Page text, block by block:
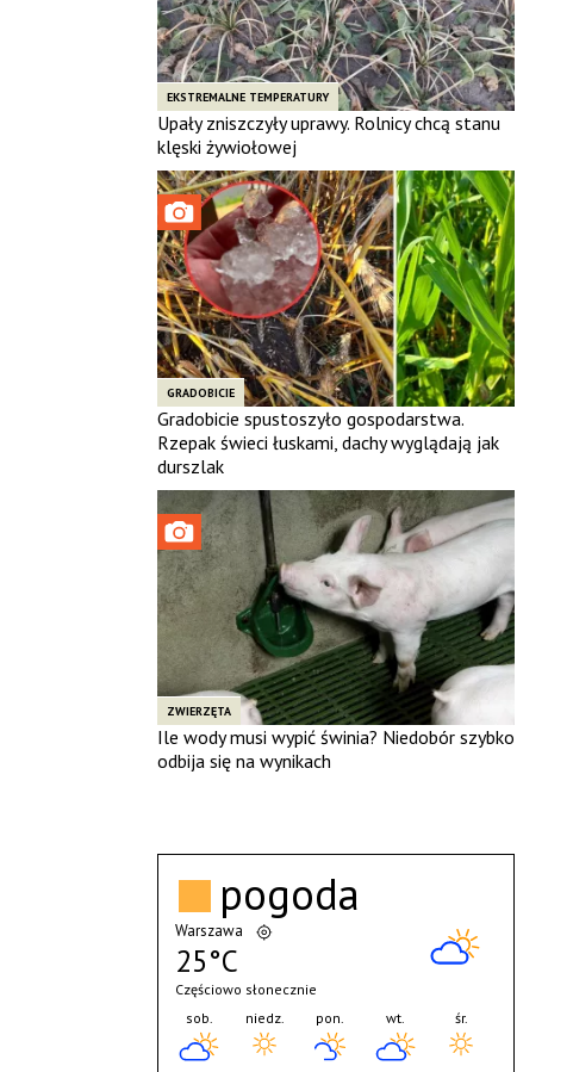
EKSTREMALNE TEMPERATURY
Upały zniszczyły uprawy. Rolnicy chcą stanu
klęski żywiołowej
GRADOBICIE
Gradobicie spustoszyło gospodarstwa.
Rzepak świeci łuskami, dachy wyglądają jak
durszlak
ZWIERZĘTA
Ile wody musi wypić świnia? Niedobór szybko
odbija się na wynikach
pogoda
Warszawa
25°C
Częściowo słonecznie
sob.
niedz. pon. wt. śr.